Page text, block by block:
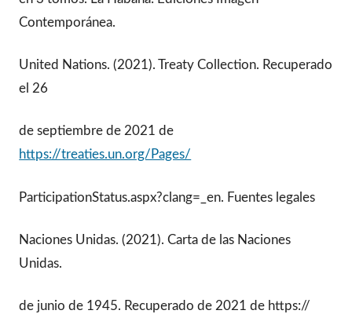
Contemporánea.
United Nations. (2021). Treaty Collection. Recuperado
el 26
de septiembre de 2021 de
https://treaties.un.org/Pages/
ParticipationStatus.aspx?clang=_en. Fuentes legales
Naciones Unidas. (2021). Carta de las Naciones
Unidas.
de junio de 1945. Recuperado de 2021 de https://